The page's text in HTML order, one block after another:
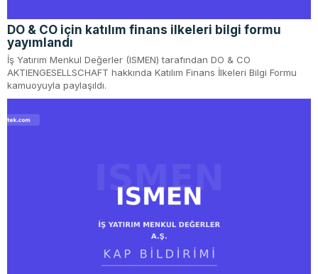
DO & CO için katılım finans ilkeleri bilgi formu
yayımlandı
İş Yatırım Menkul Değerler (ISMEN) tarafından DO & CO
AKTIENGESELLSCHAFT hakkında Katılım Finans İlkeleri Bilgi Formu
kamuoyuyla paylaşıldı.